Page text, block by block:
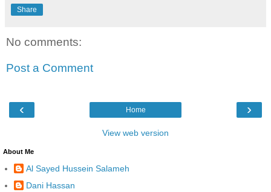
Share
No comments:
Post a Comment
‹ ›
Home
View web version
About Me
Al Sayed Hussein Salameh
Dani Hassan